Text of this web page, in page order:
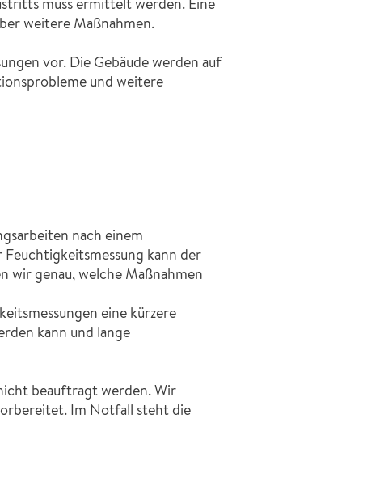
weitere Maßnahmen.
vor. Die Gebäude werden auf
und weitere
nach einem
kann der
wir genau, welche Maßnahmen
eine kürzere
kann und lange
beauftragt werden. Wir
Im Notfall steht die